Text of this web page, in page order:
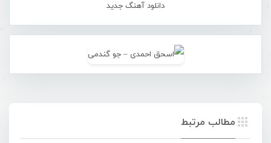
دانلود آهنگ جدید
مطالب مرتبط